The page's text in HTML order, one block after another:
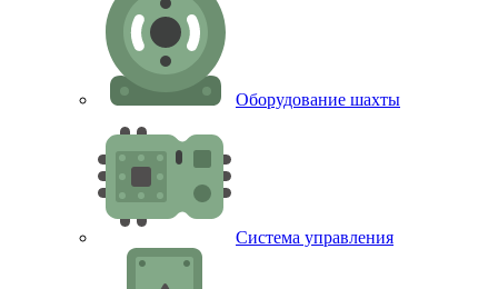
Оборудование шахты
Система управления